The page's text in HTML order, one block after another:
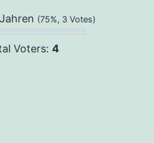
(75%, 3 Votes)
Voters: 4